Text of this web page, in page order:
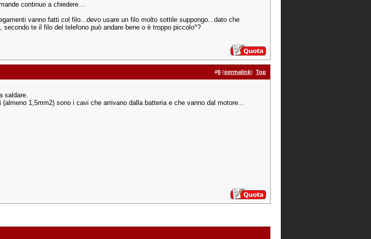
continuo a chiedere...
vanno fatti col filo...devo usare un filo molto sottile suppongo...dato che
te il filo del telefono può andare bene o è troppo piccolo^?
#6 (permalink) Top
saldare.
1,5mm2) sono i cavi che arrivano dalla batteria e che vanno dal motore...